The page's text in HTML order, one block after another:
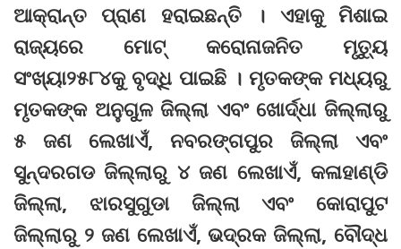
ଆକ୍ରାନ୍ତ ପ୍ରାଣ ହରାଇଛନ୍ତି । ଏହାକୁ ମିଶାଇ
ରାଜ୍ୟରେ ମୋଟ୍ କରୋନାଜନିତ ମୃତ୍ୟୁ
ସଂଖ୍ୟା୨୫୮୪କୁ ବୃଦ୍ଧି ପାଇଛି । ମୃତକଙ୍କ ମଧ୍ୟରୁ
ମୃତକଙ୍କ ଅନୁଗୁଳ ଜିଲ୍ଲା ଏବଂ ଖୋର୍ଦ୍ଧା ଜିଲ୍ଲାରୁ
୫ ଜଣ ଲେଖାଏଁ, ନବରଙ୍ଗପୁର ଜିଲ୍ଲା ଏବଂ
ସୁନ୍ଦରଗଡ ଜିଲ୍ଲାରୁ ୪ ଜଣ ଲେଖାଏଁ, କଳାହାଣ୍ଡି
ଜିଲ୍ଲା, ଝାରସୁଗୁଡା ଜିଲ୍ଲା ଏବଂ କୋରାପୁଟ
ଜିଲ୍ଲାରୁ ୨ ଜଣ ଲେଖାଏଁ, ଭଦ୍ରକ ଜିଲ୍ଲା, ବୌଦ୍ଧ